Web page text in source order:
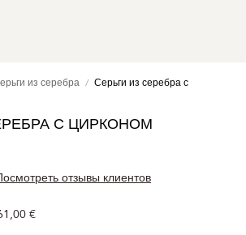
из серебра
Серьги из серебра с
С ЦИРКОНОМ
отзывы клиентов
€